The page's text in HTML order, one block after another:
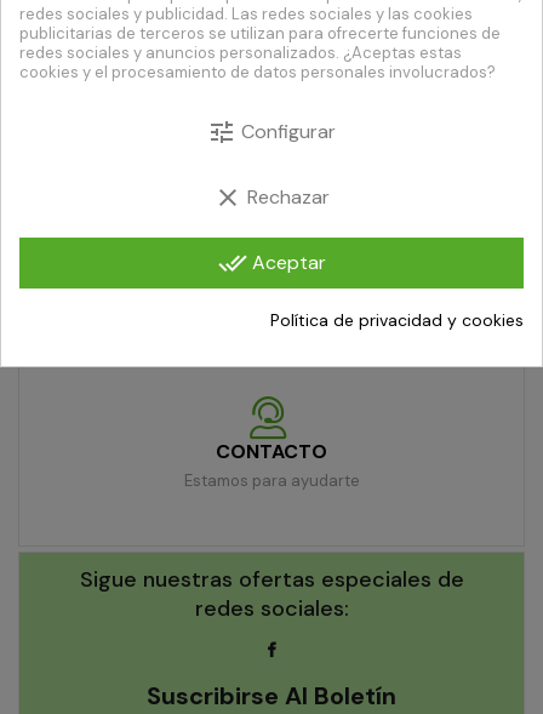
ENVÍO URGENTE
Recibe tu pedido en 24/48h
PAGO SEGURO
DEVOLUCIÓN DE 7 DÍAS
CONTACTO
Estamos para ayudarte
Sigue nuestras ofertas especiales de
redes sociales:
Suscribirse Al Boletín
redes sociales y publicidad. Las redes sociales y las cookies
publicitarias de terceros se utilizan para ofrecerte funciones de
redes sociales y anuncios personalizados. ¿Aceptas estas
cookies y el procesamiento de datos personales involucrados?
tune Configurar
clear Rechazar
done_all Aceptar
Política de privacidad y cookies